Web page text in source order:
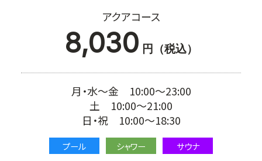
アクアコース
8,030 円（税込）
月・水～金 10:00～23:00
土 10:00～21:00
日・祝 10:00～18:30
プール シャワー サウナ